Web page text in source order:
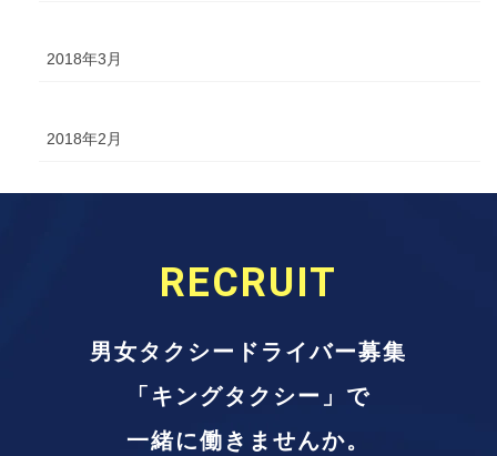
2018年3月
2018年2月
RECRUIT
男女タクシードライバー募集
「キングタクシー」で
一緒に働きませんか。